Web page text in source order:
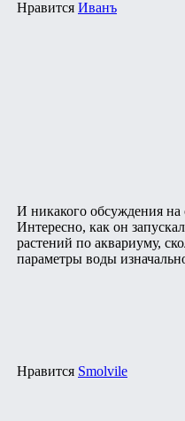
Нравится Иванъ
И никакого обсуждения
Интересно, как он
растений по аквариуму,
параметры воды
Нравится Smolvile